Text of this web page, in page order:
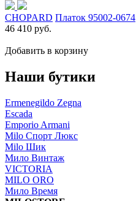
CHOPARD Платок 95002-0674
46 410 руб.
Добавить в корзину
Наши бутики
Ermenegildo Zegna
Escada
Emporio Armani
Milo Спорт Люкс
Milo Шик
Мило Винтаж
VICTORIA
MILO ORO
Мило Время